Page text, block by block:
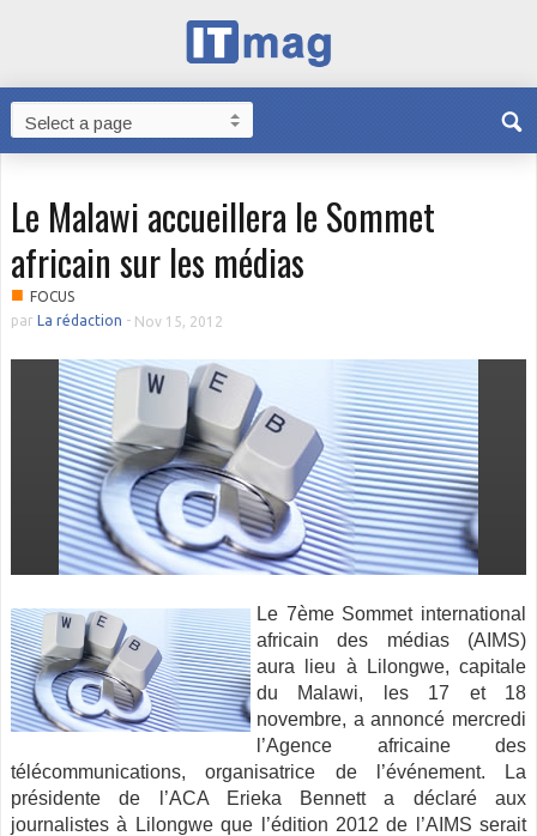
Le Malawi accueillera le Sommet
africain sur les médias
■ FOCUS
par La rédaction - Nov 15, 2012
Le 7ème Sommet international
africain des médias (AIMS)
aura lieu à Lilongwe, capitale
du Malawi, les 17 et 18
novembre, a annoncé mercredi
l’Agence africaine des
télécommunications, organisatrice de l’événement. La
présidente de l’ACA Erieka Bennett a déclaré aux
journalistesà Lilongwe que l’édition 2012 de l’AIMS serait